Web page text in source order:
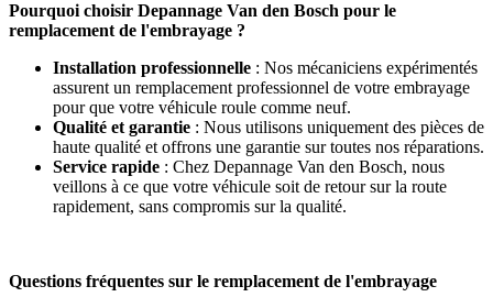
Pourquoi choisir Depannage Van den Bosch pour le
remplacement de l'embrayage ?
Installation professionnelle : Nos mécaniciens expérimentés
assurent un remplacement professionnel de votre embrayage
pour que votre véhicule roule comme neuf.
Qualité et garantie : Nous utilisons uniquement des pièces de
haute qualité et offrons une garantie sur toutes nos réparations.
Service rapide : Chez Depannage Van den Bosch, nous
veillons à ce que votre véhicule soit de retour sur la route
rapidement, sans compromis sur la qualité.
Questions fréquentes sur le remplacement de l'embrayage